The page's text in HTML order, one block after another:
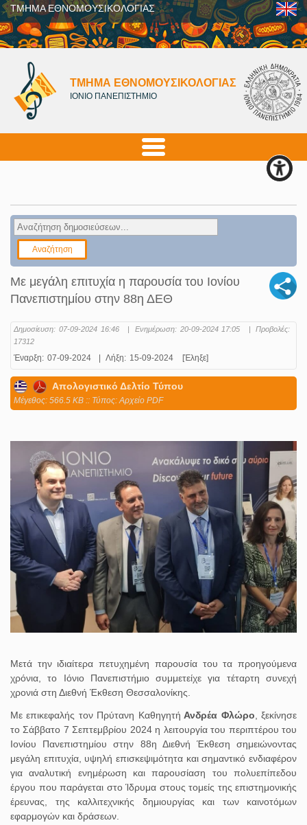
ΤΜΗΜΑ ΕΘΝΟΜΟΥΣΙΚΟΛΟΓΙΑΣ
ΤΜΗΜΑ ΕΘΝΟΜΟΥΣΙΚΟΛΟΓΙΑΣ
ΙΟΝΙΟ ΠΑΝΕΠΙΣΤΗΜΙΟ
Με μεγάλη επιτυχία η παρουσία του Ιονίου
Πανεπιστημίου στην 88η ΔΕΘ
Δημοσίευση: 07-09-2024 16:46 | Ενημέρωση: 20-09-2024 17:05 |
Προβολές:
17312
Έναρξη: 07-09-2024 Λήξη: 15-09-2024 [Έληξε]
Απολογιστικό Δελτίο Τύπου
Mέγεθος: 566.5 KB :: Τύπος: Αρχείο PDF
Μετά την ιδιαίτερα πετυχημένη παρουσία του τα προηγούμενα
χρόνια, το Ιόνιο Πανεπιστήμιο συμμετείχε για τέταρτη συνεχή
χρονιά στη Διεθνή Έκθεση Θεσσαλονίκης.
Με επικεφαλής τον Πρύτανη Καθηγητή Ανδρέα Φλώρο, ξεκίνησε
το Σάββατο 7 Σεπτεμβρίου 2024 η λειτουργία του περιπτέρου του
Ιονίου Πανεπιστημίου στην 88η Διεθνή Έκθεση σημειώνοντας
μεγάλη επιτυχία, υψηλή επισκεψιμότητα και σημαντικό ενδιαφέρον
για αναλυτική ενημέρωση και παρουσίαση του πολυεπίπεδου
έργου που παράγεται στο Ίδρυμα στους τομείς της επιστημονικής
έρευνας, της καλλιτεχνικής δημιουργίας και των καινοτόμων
εφαρμογών και δράσεων.